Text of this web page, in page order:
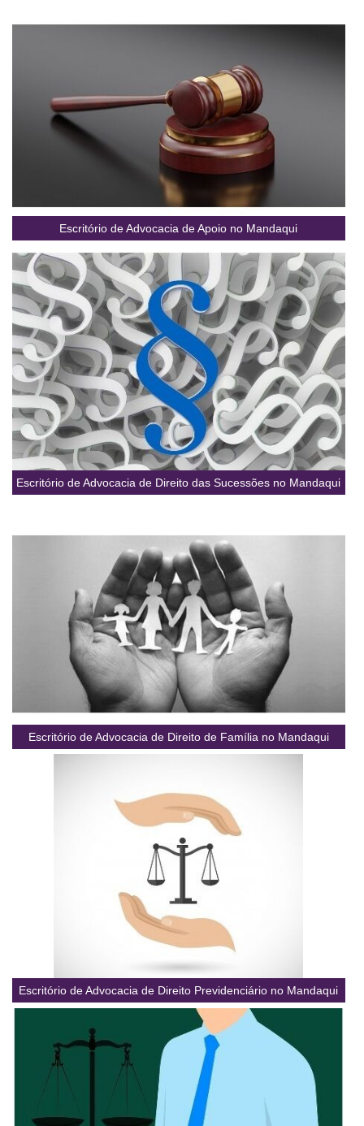
Escritório de Advocacia de Apoio no Mandaqui
Escritório de Advocacia de Direito das Sucessões no Mandaqui
Escritório de Advocacia de Direito de Família no Mandaqui
Escritório de Advocacia de Direito Previdenciário no Mandaqui